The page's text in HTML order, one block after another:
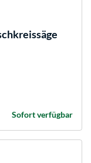
Sofort verfügbar